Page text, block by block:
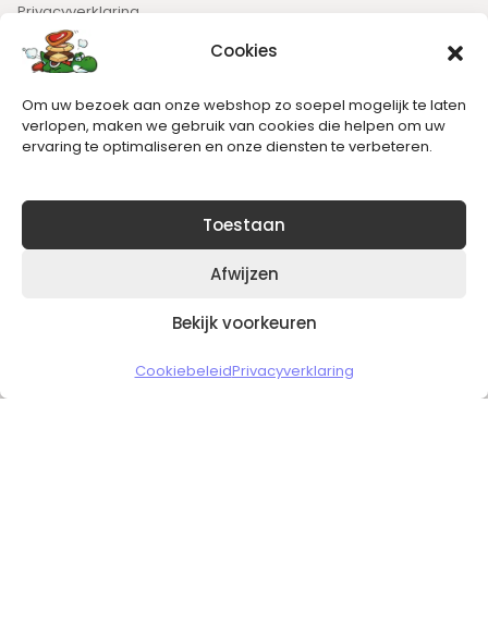
Cookies
Om uw bezoek aan onze webshop zo soepel mogelijk te laten
verlopen, maken we gebruik van cookies die helpen om uw
ervaring te optimaliseren en onze diensten te verbeteren.
Toestaan
Afwijzen
Bekijk voorkeuren
CookiebeleidPrivacyverklaring
Privacyverklaring
Nieuwsbrief
Blijft op de hoogte van het laatste nieuws.